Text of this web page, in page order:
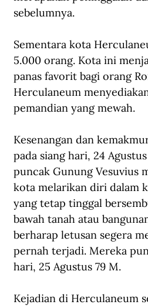
sebelumnya.
Sementara kota
5.000 orang. Kota ini
panas favorit bagi orang
Herculaneum
pemandian yang mewah.
Kesenangan dan
pada siang hari, 24
puncak Gunung Vesuvius
kota melarikan diri dalam
yang tetap tinggal
bawah tanah atau
berharap letusan segera
pernah terjadi. Mereka
hari, 25 Agustus 79 M.
Kejadian di Herculaneum